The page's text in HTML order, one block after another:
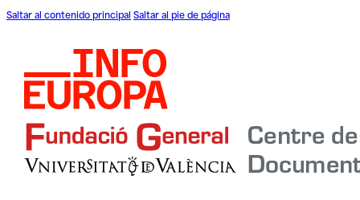
Saltar al contenido principal Saltar al pie de página